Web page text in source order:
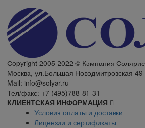
Сopyright 2005-2022 © Компания Солярис
Москва, ул.Большая Новодмитровская 49
Mail: info@solyar.ru
Тел/факс: +7 (495)788-81-31
КЛИЕНТСКАЯ ИНФОРМАЦИЯ
Условия оплаты и доставки
Лицензии и сертификаты